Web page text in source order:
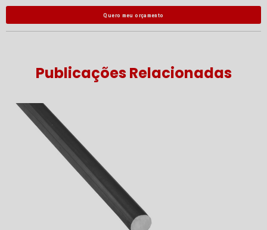
Quero meu orçamento
Publicações Relacionadas